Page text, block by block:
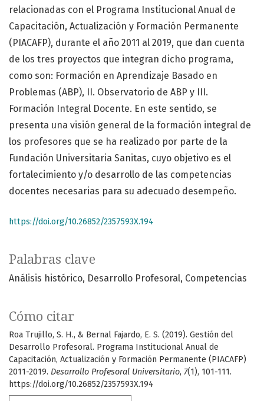
Palabras clave
Análisis histórico Desarrollo Profesoral Competencias
Cómo citar
Roa Trujillo, S. H., & Bernal Fajardo, E. S. (2019). Gestión del
Desarrollo Profesoral. Programa Institucional Anual de
Capacitación, Actualización y Formación Permanente (PIACAFP)
2011-2019. Desarrollo Profesoral Universitario, 7(1), 101-111.
https://doi.org/10.26852/2357593X.194
relacionadas con el Programa Institucional Anual de
Capacitación, Actualización y Formación Permanente
(PIACAFP), durante el año 2011 al 2019, que dan cuenta
de los tres proyectos que integran dicho programa,
como son: Formación en Aprendizaje Basado en
Problemas (ABP), II. Observatorio de ABP y III.
Formación Integral Docente. En este sentido, se
presenta una visión general de la formación integral de
los profesores que se ha realizado por parte de la
Fundación Universitaria Sanitas, cuyo objetivo es el
fortalecimiento y/o desarrollo de las competencias
docentes necesarias para su adecuado desempeño.
https://doi.org/10.26852/2357593X.194